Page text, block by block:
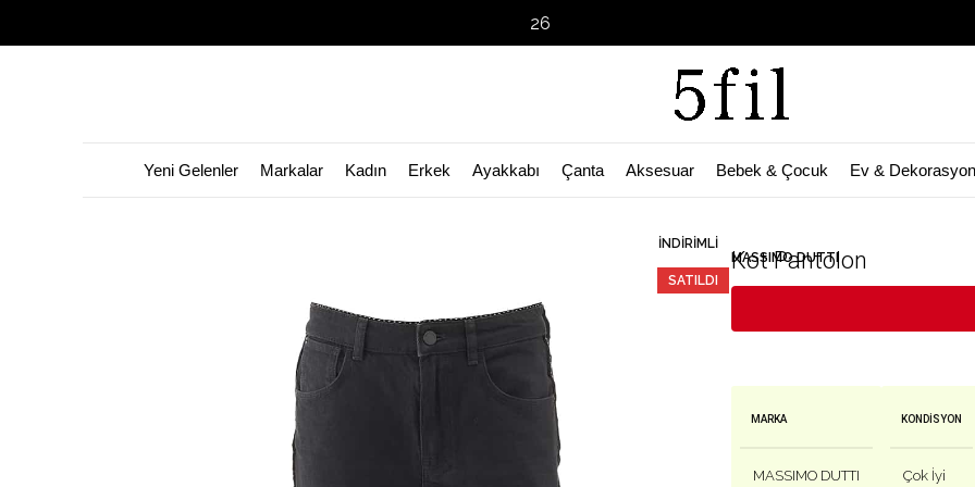
Yeni Gelenler Markalar Kadın Erkek Ayakkabı Çanta Aksesuar Bebek & Çocuk Ev & Dekorasyon
İNDIRIMLI
SATILDI
MASSIMO DUTTI
Kot Pantolon
MARKA
MASSIMO DUTTI
KONDISYON
Çok İyi